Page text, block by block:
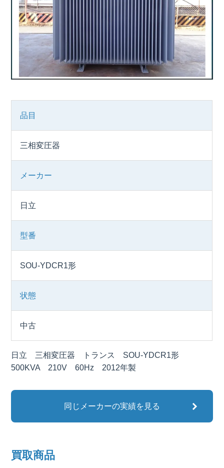
品目
三相変圧器
メーカー
日立
型番
SOU-YDCR1形
状態
中古
日立 三相変圧器 トランス SOU-YDCR1形
500KVA 210V 60Hz 2012年製
同じメーカーの実績を見る
買取商品